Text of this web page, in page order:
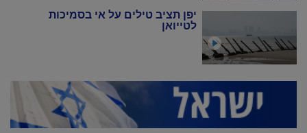
יפן תציב טילים על אי בסמיכות
לטייואן